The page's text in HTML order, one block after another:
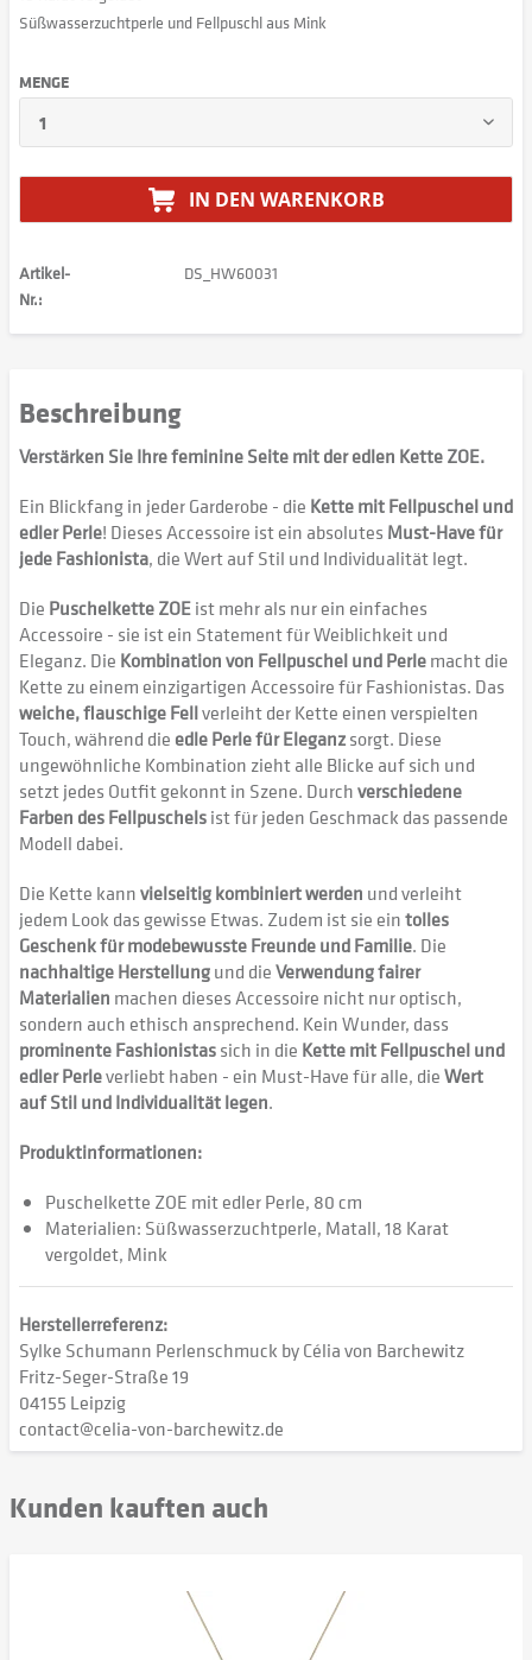
Süßwasserzuchtperle und Fellpuschl aus Mink
MENGE
IN DEN WARENKORB
Artikel-
Nr.:
DS_HW60031
Beschreibung
Verstärken Sie Ihre feminine Seite mit der edlen Kette ZOE.
Ein Blickfang in jeder Garderobe - die Kette mit Fellpuschel und
edler Perle! Dieses Accessoire ist ein absolutes Must-Have für
jede Fashionista, die Wert auf Stil und Individualität legt.
Die Puschelkette ZOEist mehr als nur ein einfaches
Accessoire - sie ist ein Statement für Weiblichkeit und
Eleganz. Die Kombination von Fellpuschel und Perlemacht die
Kette zu einem einzigartigen Accessoire für Fashionistas. Das
weiche, flauschige Fellverleiht der Kette einen verspielten
Touch, während die edle Perle für Eleganzsorgt. Diese
ungewöhnliche Kombination zieht alle Blicke auf sich und
setzt jedes Outfit gekonnt in Szene. Durchverschiedene
Farben des Fellpuschelsist für jeden Geschmack das passende
Modell dabei.
Die Kette kannvielseitig kombiniert werden und verleiht
jedem Look das gewisse Etwas. Zudem ist sie eintolles
Geschenk für modebewusste Freunde und Familie. Die
nachhaltige Herstellungund dieVerwendung fairer
Materialien machen dieses Accessoire nicht nur optisch,
sondern auch ethisch ansprechend. Kein Wunder, dass
prominente Fashionistassich in die Kette mit Fellpuschel und
edler Perleverliebt haben - ein Must-Have für alle, dieWert
auf Stil und Individualität legen.
Produktinformationen:
Puschelkette ZOE mit edler Perle, 80 cm
Materialien: Süßwasserzuchtperle, Matall, 18 Karat
vergoldet, Mink
Herstellerreferenz:
Sylke Schumann Perlenschmuck by Célia von Barchewitz
Fritz-Seger-Straße 19
04155 Leipzig
contact@celia-von-barchewitz.de
Kunden kauften auch